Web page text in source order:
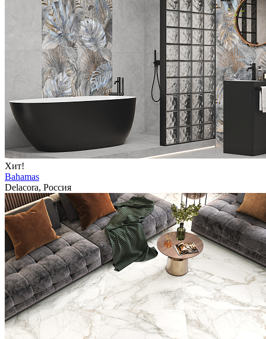
Хит!
Bahamas
Delacora, Россия